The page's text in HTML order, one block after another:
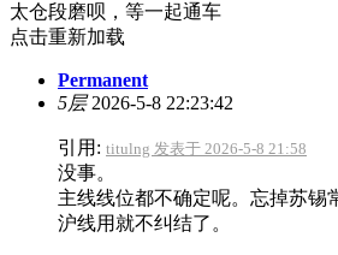
太仓段磨呗，等一起通车
点击重新加载
Permanent
5层2026-5-8 22:23:42
引用: titulng 发表于 2026-5-8 21:58
没事。
主线线位都不确定呢。忘掉苏锡
沪线用就不纠结了。